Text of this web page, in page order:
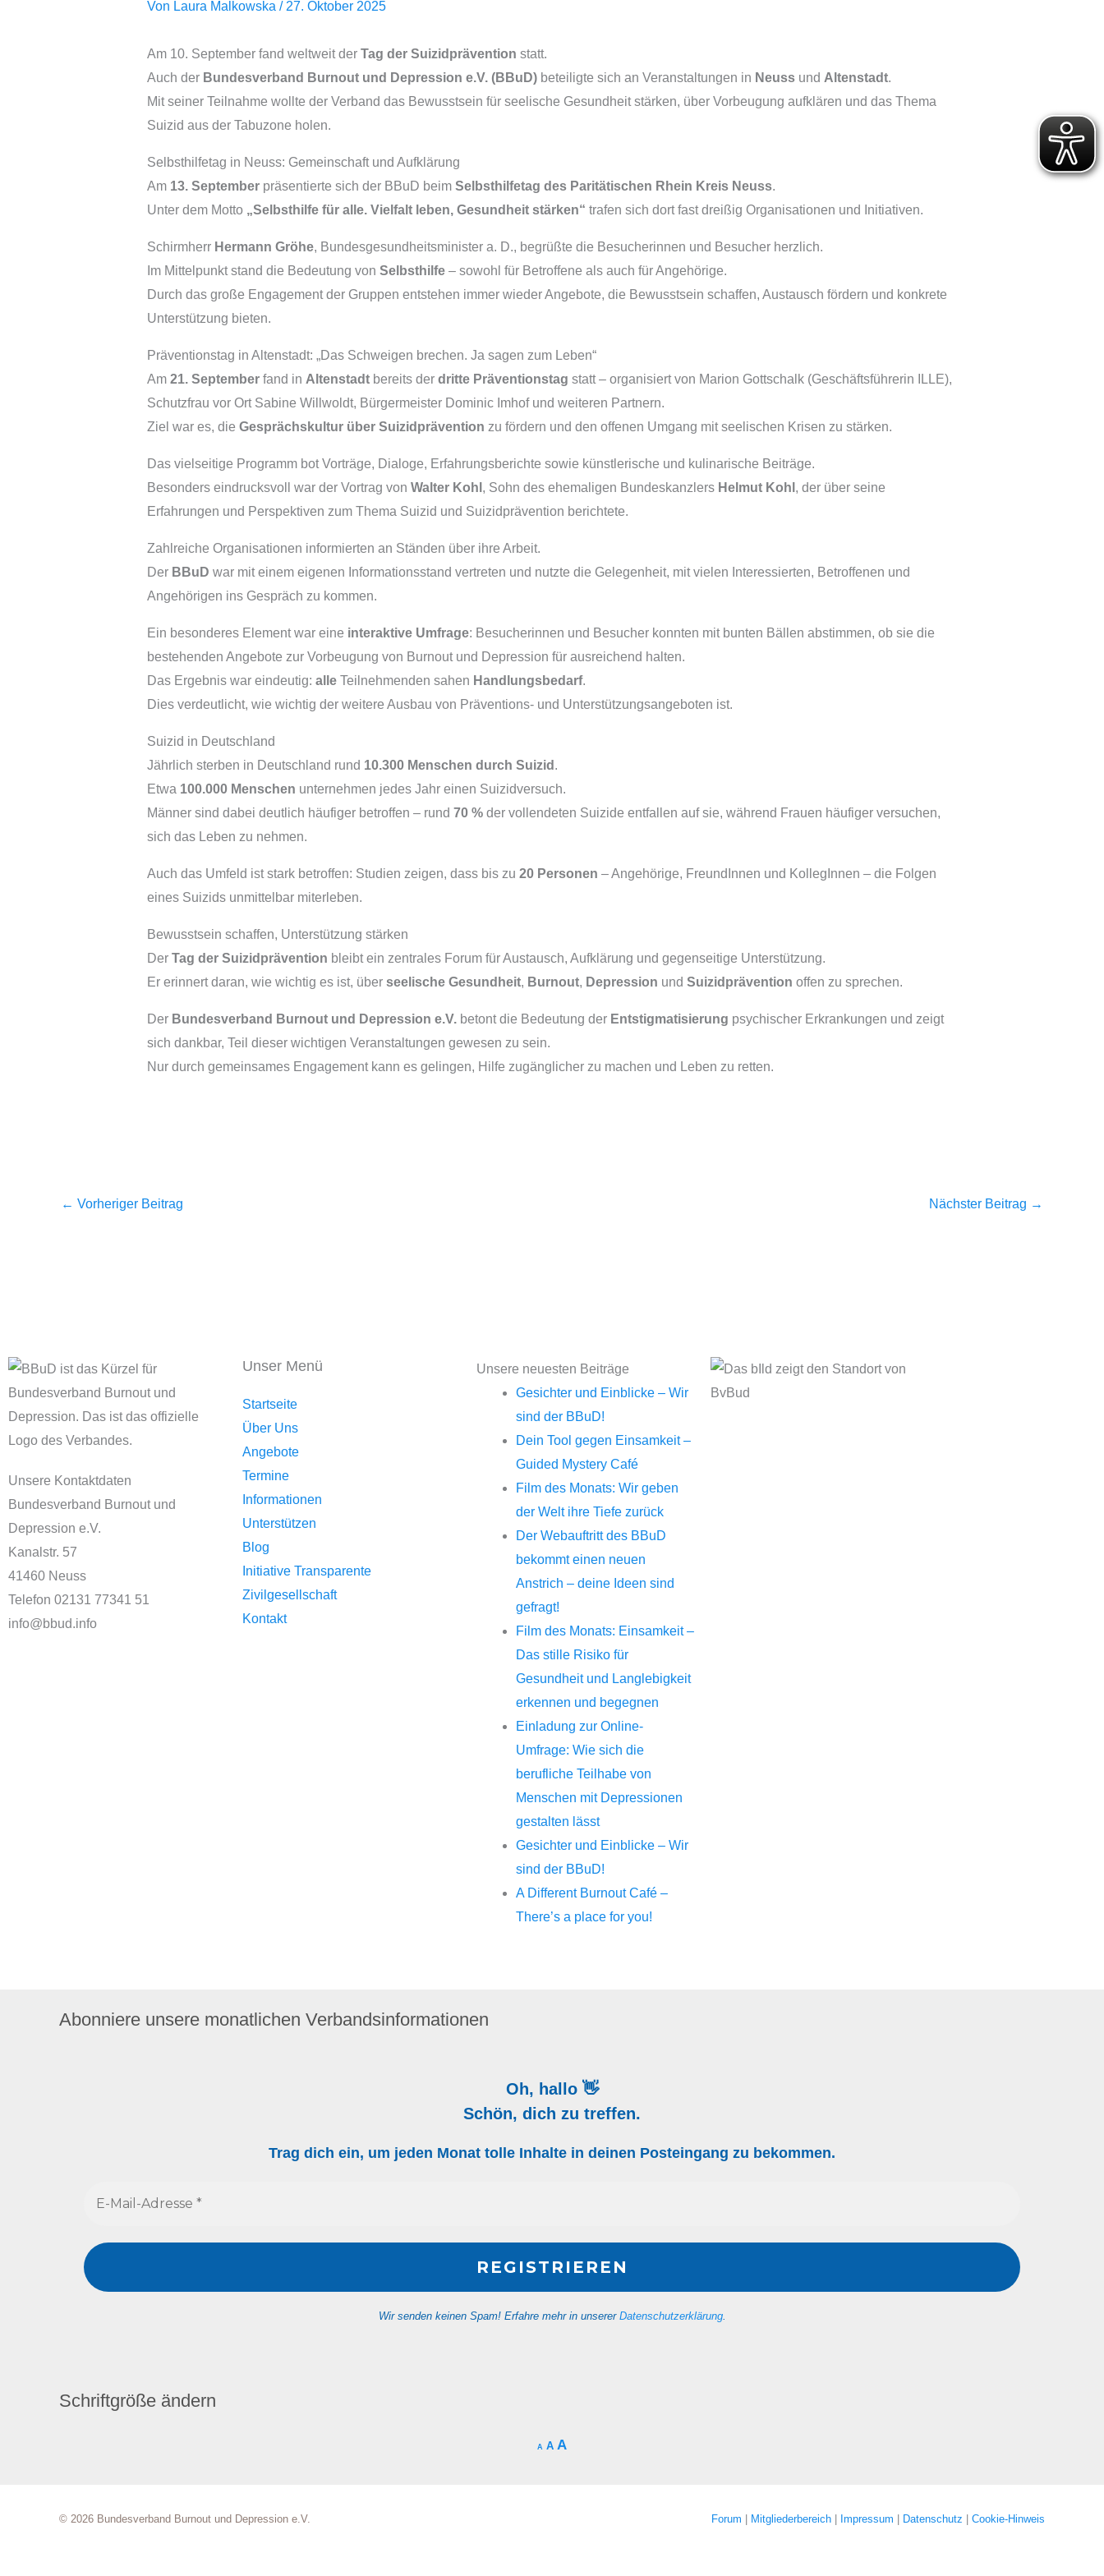
Von Laura Malkowska /27. Oktober 2025
Am 10. September fand weltweit der Tag der Suizidprävention statt.
Auch der Bundesverband Burnout und Depression e.V. (BBuD)beteiligte sich an Veranstaltungen in Neussund Altenstadt.
Mit seiner Teilnahme wollte der Verband das Bewusstsein für seelische Gesundheit stärken, über Vorbeugung aufklären und das Thema
Suizid aus der Tabuzone holen.
Selbsthilfetag in Neuss: Gemeinschaft und Aufklärung
Am 13. Septemberpräsentierte sich der BBuD beim Selbsthilfetag des Paritätischen Rhein Kreis Neuss.
Unter dem Motto „Selbsthilfe für alle. Vielfalt leben, Gesundheit stärken“ trafen sich dort fast dreißig Organisationen und Initiativen.
Schirmherr Hermann Gröhe, Bundesgesundheitsminister a. D., begrüßte die Besucherinnen und Besucher herzlich.
Im Mittelpunkt stand die Bedeutung von Selbsthilfe– sowohl für Betroffene als auch für Angehörige.
Durch das große Engagement der Gruppen entstehen immer wieder Angebote, die Bewusstsein schaffen, Austausch fördern und konkrete
Unterstützung bieten.
Präventionstag in Altenstadt: „Das Schweigen brechen. Ja sagen zum Leben“
Am 21. Septemberfand in Altenstadtbereits der dritte Präventionstag statt – organisiert von Marion Gottschalk (Geschäftsführerin ILLE),
Schutzfrau vor Ort Sabine Willwoldt, Bürgermeister Dominic Imhof und weiteren Partnern.
Ziel war es, die Gesprächskultur über Suizidprävention zu fördern und den offenen Umgang mit seelischen Krisen zu stärken.
Das vielseitige Programm bot Vorträge, Dialoge, Erfahrungsberichte sowie künstlerische und kulinarische Beiträge.
Besonders eindrucksvoll war der Vortrag von Walter Kohl , Sohn des ehemaligen Bundeskanzlers Helmut Kohl , der über seine
Erfahrungen und Perspektiven zum Thema Suizid und Suizidprävention berichtete.
Zahlreiche Organisationen informierten an Ständen über ihre Arbeit.
Der BBuD war mit einem eigenen Informationsstand vertreten und nutzte die Gelegenheit, mit vielen Interessierten, Betroffenen und
Angehörigen ins Gespräch zu kommen.
Ein besonderes Element war eine interaktive Umfrage: Besucherinnen und Besucher konnten mit bunten Bällen abstimmen, ob sie die
bestehenden Angebote zur Vorbeugung von Burnout und Depression für ausreichend halten.
Das Ergebnis war eindeutig: alleTeilnehmenden sahen Handlungsbedarf.
Dies verdeutlicht, wie wichtig der weitere Ausbau von Präventions- und Unterstützungsangeboten ist.
Suizid in Deutschland
Jährlich sterben in Deutschland rund 10.300 Menschen durch Suizid .
Etwa 100.000 Menschen unternehmen jedes Jahr einen Suizidversuch.
Männer sind dabei deutlich häufiger betroffen – rund 70 %der vollendeten Suizide entfallen auf sie, während Frauen häufiger versuchen,
sich das Leben zu nehmen.
Auch das Umfeld ist stark betroffen: Studien zeigen, dass bis zu 20 Personen – Angehörige, FreundInnen und KollegInnen – die Folgen
eines Suizids unmittelbar miterleben.
Bewusstsein schaffen, Unterstützung stärken
Der Tag der Suizidprävention bleibt ein zentrales Forum für Austausch, Aufklärung und gegenseitige Unterstützung.
Er erinnert daran, wie wichtig es ist, über seelische Gesundheit, Burnout, Depression und Suizidprävention offen zu sprechen.
Der Bundesverband Burnout und Depression e.V.betont die Bedeutung der Entstigmatisierung psychischer Erkrankungen und zeigt
sich dankbar, Teil dieser wichtigen Veranstaltungen gewesen zu sein.
Nur durch gemeinsames Engagement kann es gelingen, Hilfe zugänglicher zu machen und Leben zu retten.
← Vorheriger Beitrag Nächster Beitrag →
Unsere Kontaktdaten
Bundesverband Burnout und
Depression e.V.
Kanalstr. 57
41460 Neuss
Telefon 02131 77341 51
info@bbud.info
Unser Menü
Startseite
Über Uns
Angebote
Termine
Informationen
Unterstützen
Blog
Initiative Transparente
Zivilgesellschaft
Kontakt
Unsere neuesten Beiträge
Gesichter und Einblicke – Wir
sind der BBuD!
Dein Tool gegen Einsamkeit –
Guided Mystery Café
Film des Monats: Wir geben
der Welt ihre Tiefe zurück
Der Webauftritt des BBuD
bekommt einen neuen
Anstrich – deine Ideen sind
gefragt!
Film des Monats: Einsamkeit –
Das stille Risiko für
Gesundheit und Langlebigkeit
erkennen und begegnen
Einladung zur Online-
Umfrage: Wie sich die
berufliche Teilhabe von
Menschen mit Depressionen
gestalten lässt
Gesichter und Einblicke – Wir
sind der BBuD!
A Different Burnout Café –
There’s a place for you!
Abonniere unsere monatlichen Verbandsinformationen
Oh, hallo 👋
Schön, dich zu treffen.
Trag dich ein, um jeden Monat tolle Inhalte in deinen Posteingang zu bekommen.
Wir senden keinen Spam! Erfahre mehr in unserer Datenschutzerklärung.
Schriftgröße ändern
A A A
© 2026 Bundesverband Burnout und Depression e.V. Forum | Mitgliederbereich | Impressum | Datenschutz | Cookie-Hinweis